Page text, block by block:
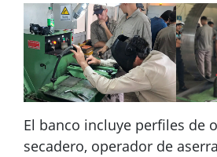
El banco incluye perfiles de
secadero, operador de